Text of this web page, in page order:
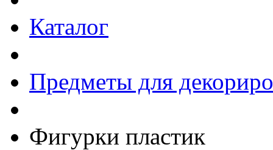
Каталог
Предметы для
Фигурки пластик